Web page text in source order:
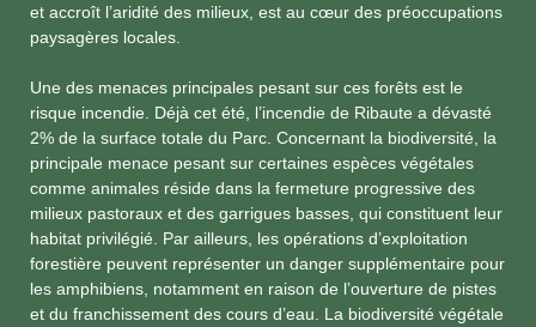
et accroît l’aridité des milieux, est au cœur des préoccupations
paysagères locales.
Une des menaces principales pesant sur ces forêts est le
risque incendie. Déjà cet été, l’incendie de Ribaute a dévasté
2% de la surface totale du Parc. Concernant la biodiversité, la
principale menace pesant sur certaines espèces végétales
comme animales réside dans la fermeture progressive des
milieux pastoraux et des garrigues basses, qui constituent leur
habitat privilégié. Par ailleurs, les opérations d’exploitation
forestière peuvent représenter un danger supplémentaire pour
les amphibiens, notamment en raison de l’ouverture de pistes
et du franchissement des cours d’eau. La biodiversité végétale